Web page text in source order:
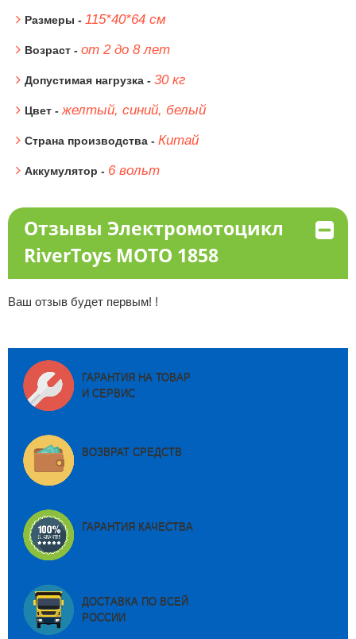
Размеры - 115*40*64 см
Возраст - от 2 до 8 лет
Допустимая нагрузка - 30 кг
Цвет - желтый, синий, белый
Страна производства - Китай
Аккумулятор - 6 вольт
Отзывы Электромотоцикл
RiverToys МОТО 1858
Ваш отзыв будет первым! !
ГАРАНТИЯ НА ТОВАР
И СЕРВИС
ВОЗВРАТ СРЕДСТВ
ГАРАНТИЯ КАЧЕСТВА
ДОСТАВКА ПО ВСЕЙ
РОССИИ